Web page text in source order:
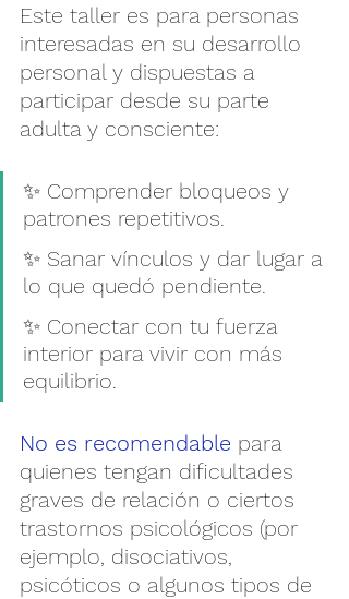
Este taller es para personas
interesadas en su desarrollo
personal y dispuestas a
participar desde su parte
adulta y consciente:
✨ Comprender bloqueos y
patrones repetitivos.
✨ Sanar vínculos y dar lugar a
lo que quedó pendiente.
✨ Conectar con tu fuerza
interior para vivir con más
equilibrio.
No es recomendable para
quienes tengan dificultades
graves de relación o ciertos
trastornos psicológicos (por
ejemplo, disociativos,
psicóticos o algunos tipos de